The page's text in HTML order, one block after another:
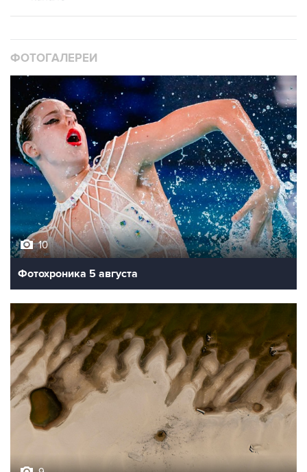
ФОТОГАЛЕРЕИ
10
Фотохроника 5 августа